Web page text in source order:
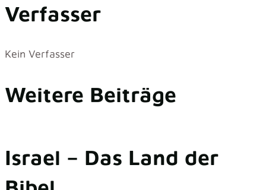
Verfasser
Kein Verfasser
Weitere Beiträge
Israel – Das Land der